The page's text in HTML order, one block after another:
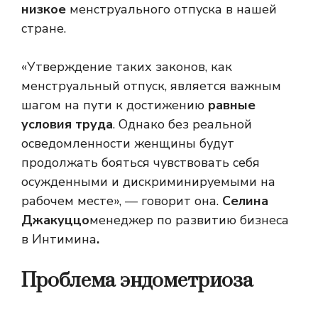
низкое менструального отпуска в нашей
стране.
«Утверждение таких законов, как
менструальный отпуск, является важным
шагом на пути к достижению равные
условия труда. Однако без реальной
осведомленности женщины будут
продолжать бояться чувствовать себя
осужденными и дискриминируемыми на
рабочем месте», — говорит она. Селина
Джакуццоменеджер по развитию бизнеса
в Интимина.
Проблема эндометриоза